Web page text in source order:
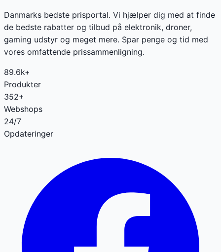
Danmarks bedste prisportal. Vi hjælper dig med at finde
de bedste rabatter og tilbud på elektronik, droner,
gaming udstyr og meget mere. Spar penge og tid med
vores omfattende prissammenligning.
89.6k+
Produkter
352+
Webshops
24/7
Opdateringer